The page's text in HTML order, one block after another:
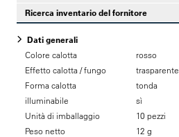
Ricerca inventario del fornitore
Dati generali
Colore calotta
rosso
Effetto calotta / fungo
trasparente
Forma calotta
tonda
illuminabile
sì
Unità di imballaggio
10 pezzi
Peso netto
12 g